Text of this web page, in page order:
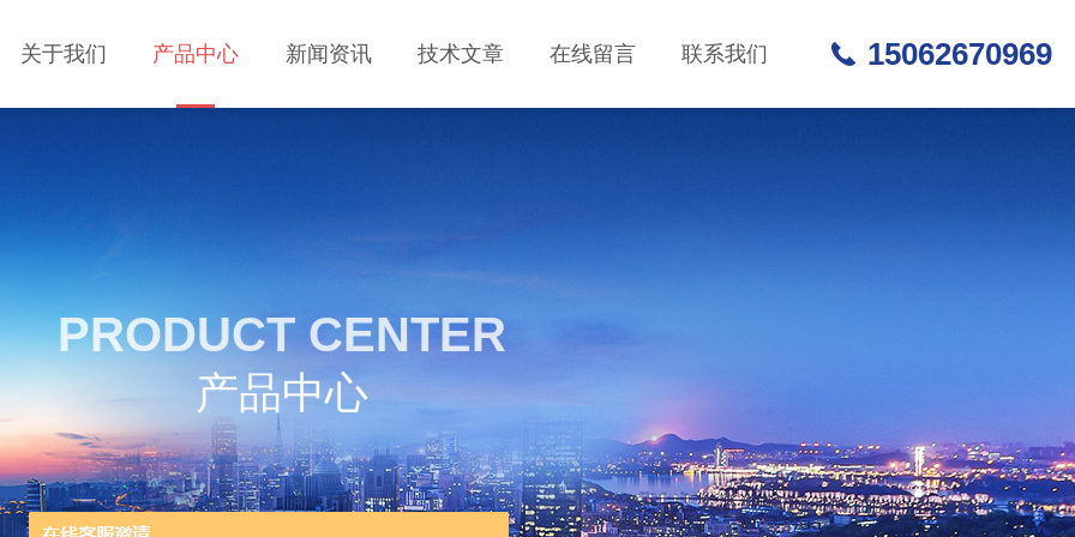
关于我们 产品中心 新闻资讯 技术文章 在线留言 联系我们 15062670969
PRODUCT CENTER
产品中心